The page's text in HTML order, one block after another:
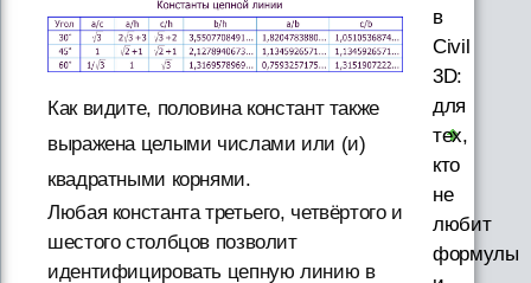
Как видите, половина констант также
выражена целыми числами или (и)
квадратными корнями.
Любая константа третьего, четвёртого и
шестого столбцов позволит
идентифицировать цепную линию в
в
Civil
3D:
для
тех,
кто
не
любит
формулы